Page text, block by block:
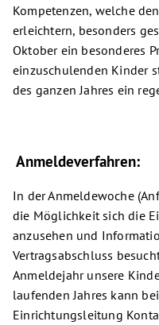
Kompetenzen, welche
erleichtern, besonders
Oktober ein besonderes
einzuschulenden Kinder
des ganzen Jahres ein
Anmeldeverfahren:
In der Anmeldewoche
die Möglichkeit sich die
anzusehen und
Vertragsabschluss
Anmeldejahr unsere
laufenden Jahres kann
Einrichtungsleitung